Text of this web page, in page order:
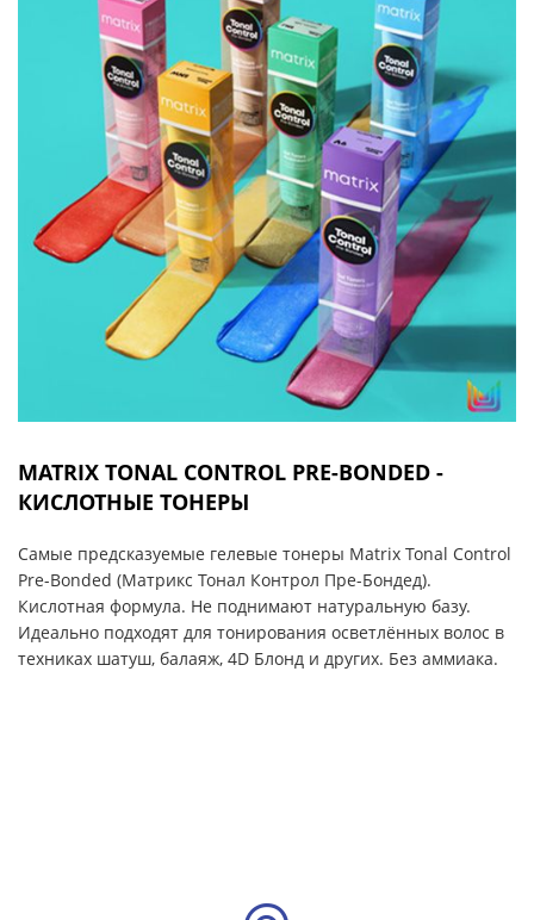
MATRIX TONAL CONTROL PRE-BONDED -
КИСЛОТНЫЕ ТОНЕРЫ
Самые предсказуемые гелевые тонеры Matrix Tonal Control
Pre-Bonded (Матрикс Тонал Контрол Пре-Бондед).
Кислотная формула. Не поднимают натуральную базу.
Идеально подходят для тонирования осветлённых волос в
техниках шатуш, балаяж, 4D Блонд и других. Без аммиака.